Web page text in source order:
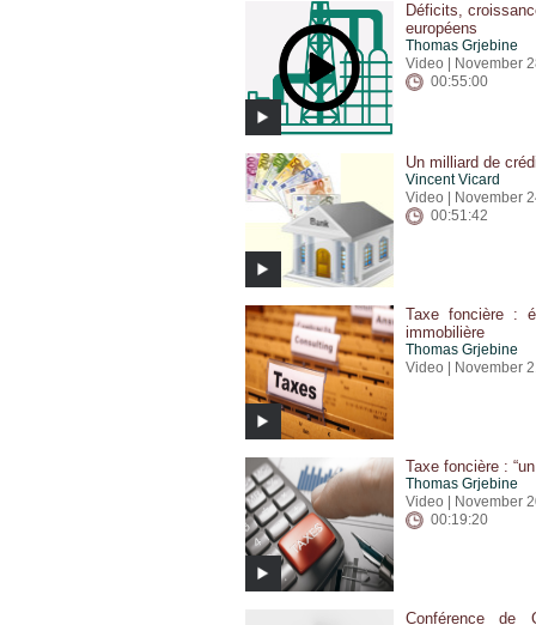
Déficits,
européens
Thomas Grjebine
Video | November
00:55:00
Un milliard de
Vincent Vicard
Video | November
00:51:42
Taxe foncière :
immobilière
Thomas Grjebine
Video | November
Taxe foncière :
Thomas Grjebine
Video | November
00:19:20
Conférence de